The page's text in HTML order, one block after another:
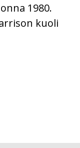
1980.
kuoli